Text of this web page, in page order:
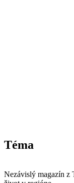
Téma
Nezávislý magazín z